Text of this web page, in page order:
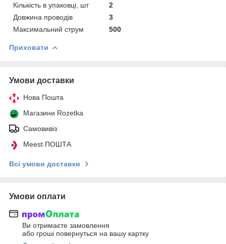
Кількість в упаковці, шт
2
Довжина проводів
3
Максимальний струм
500
Приховати
Умови доставки
Нова Пошта
Магазини Rozetka
Самовивіз
Meest ПОШТА
Всі умови доставки
Умови оплати
Ви отримаєте замовлення
або гроші повернуться на вашу картку